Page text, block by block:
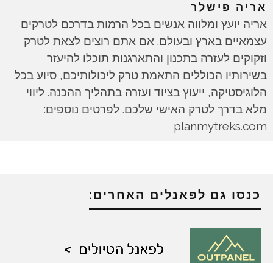
אריה פישלר
אריה יועץ ומלווה אנשים בכל הרמות בדרכם לטרקים
עצמאיים בארץ ובעולם. אם אתם רוצים לצאת לטרק
וזקוקים לעזרה בתכנון והתארגנות תוכלו להיעזר
בשירותיו הכוללים התאמת טרק ליכולותיכם, סיוע בכל
הלוגיסטיקה, ייעוץ בציוד ועזרה בתהליך ההכנה. ליווי
מלא בדרך לטרק האישי שלכם. לפרטים נוספים:
planmytreks.com
כנסו גם לפאנלים האחרים: